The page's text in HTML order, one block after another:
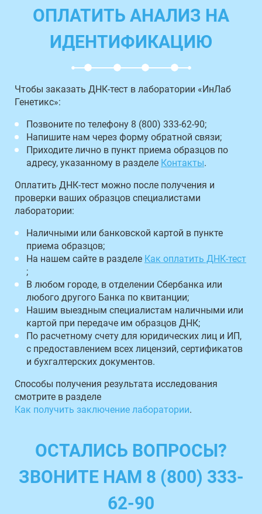
ОПЛАТИТЬ АНАЛИЗ НА
ИДЕНТИФИКАЦИЮ
Чтобы заказать ДНК-тест в лаборатории «ИнЛаб
Генетикс»:
Позвоните по телефону 8 (800) 333-62-90;
Напишите нам через форму обратной связи;
Приходите лично в пункт приема образцов по
адресу, указанному в разделе Контакты.
Оплатить ДНК-тест можно после получения и
проверки ваших образцов специалистами
лаборатории:
Наличными или банковской картой в пункте
приема образцов;
На нашем сайте в разделе Как оплатить ДНК-тест
;
В любом городе, в отделении Сбербанка или
любого другого Банка по квитанции;
Нашим выездным специалистам наличными или
картой при передаче им образцов ДНК;
По расчетному счету для юридических лиц и ИП,
с предоставлением всех лицензий, сертификатов
и бухгалтерских документов.
Способы получения результата исследования
смотрите в разделе
Как получить заключение лаборатории.
ОСТАЛИСЬ ВОПРОСЫ?
ЗВОНИТЕ НАМ 8 (800) 333-
62-90